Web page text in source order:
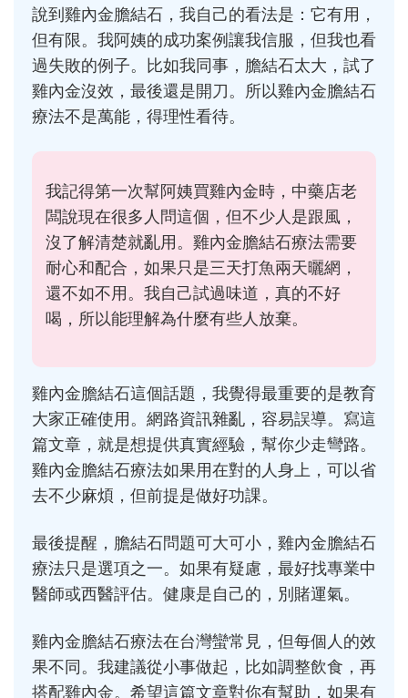
說到雞內金膽結石，我自己的看法是：它有用，
但有限。我阿姨的成功案例讓我信服，但我也看
過失敗的例子。比如我同事，膽結石太大，試了
雞內金沒效，最後還是開刀。所以雞內金膽結石
療法不是萬能，得理性看待。
我記得第一次幫阿姨買雞內金時，中藥店老
闆說現在很多人問這個，但不少人是跟風，
沒了解清楚就亂用。雞內金膽結石療法需要
耐心和配合，如果只是三天打魚兩天曬網，
還不如不用。我自己試過味道，真的不好
喝，所以能理解為什麼有些人放棄。
雞內金膽結石這個話題，我覺得最重要的是教育
大家正確使用。網路資訊雜亂，容易誤導。寫這
篇文章，就是想提供真實經驗，幫你少走彎路。
雞內金膽結石療法如果用在對的人身上，可以省
去不少麻煩，但前提是做好功課。
最後提醒，膽結石問題可大可小，雞內金膽結石
療法只是選項之一。如果有疑慮，最好找專業中
醫師或西醫評估。健康是自己的，別賭運氣。
雞內金膽結石療法在台灣蠻常見，但每個人的效
果不同。我建議從小事做起，比如調整飲食，再
搭配雞內金。希望這篇文章對你有幫助，如果有